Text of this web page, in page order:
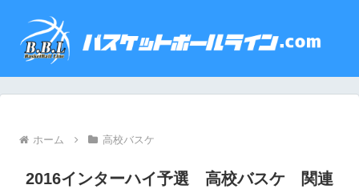
ホーム 高校バスケ
2016インターハイ予選 高校バスケ 関連